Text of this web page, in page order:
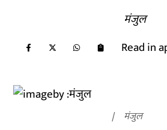
मंजुल
Read in
मंजुल